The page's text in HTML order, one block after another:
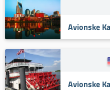
Avionske
Avionske